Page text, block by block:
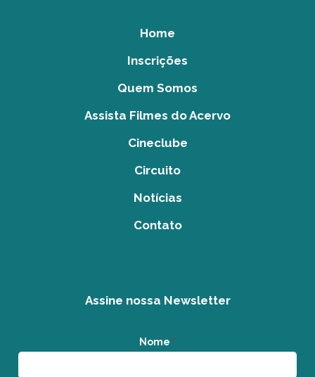
Home
Inscrições
Quem Somos
Assista Filmes do Acervo
Cineclube
Circuito
Notícias
Contato
Assine nossa Newsletter
Nome *